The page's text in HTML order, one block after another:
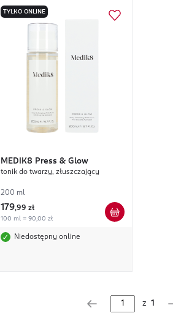
TYLKO ONLINE
MEDIK8 Press & Glow
tonik do twarzy, złuszczający
200 ml
179,99 zł
100 ml = 90,00 zł
Niedostępny online
z 1